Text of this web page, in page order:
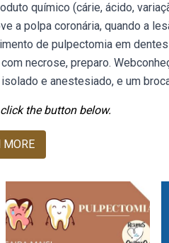
químico (cárie, ácido,
a polpa coronária, quando a
de pulpectomia em
necrose, preparo.
e anestesiado, e um
the button below.
MORE